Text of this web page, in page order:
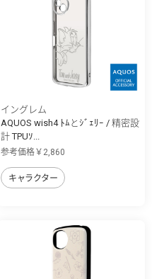
イングレム
AQUOS wish4 ﾄﾑとｼﾞｪﾘｰ / 精密設
計 TPUｿ...
参考価格￥2,860
キャラクター